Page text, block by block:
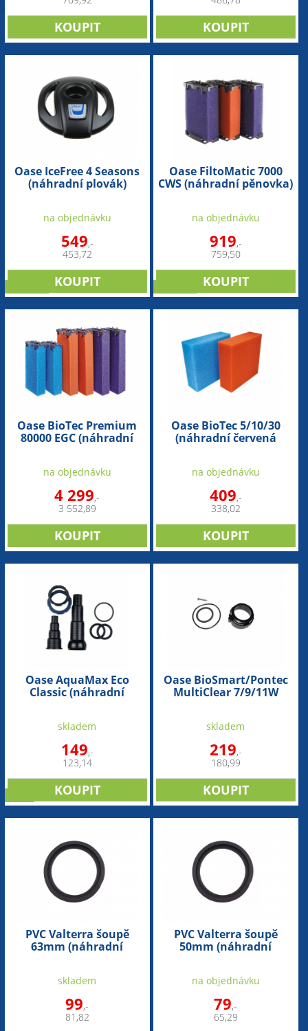
Oase IceFree 4 Seasons
(náhradní plovák)
na objednávku
549,-
453,72
Oase FiltoMatic 7000
CWS (náhradní pěnovka)
na objednávku
919,-
759,50
Oase BioTec Premium
80000 EGC (náhradní
na objednávku
4 299,-
3 552,89
Oase BioTec 5/10/30
(náhradní červená
na objednávku
409,-
338,02
Oase AquaMax Eco
Classic (náhradní
skladem
149,-
123,14
Oase BioSmart/Pontec
MultiClear 7/9/11W
skladem
219,-
180,99
PVC Valterra šoupě
63mm (náhradní
skladem
99,-
81,82
PVC Valterra šoupě
50mm (náhradní
na objednávku
79,-
65,29